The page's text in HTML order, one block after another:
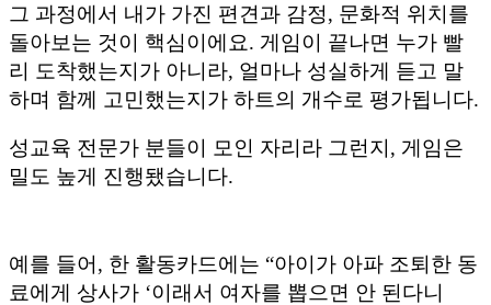
그 과정에서 내가 가진 편견과 감정, 문화적 위치를
돌아보는 것이 핵심이에요. 게임이 끝나면 누가 빨
리 도착했는지가 아니라, 얼마나 성실하게 듣고 말
하며 함께 고민했는지가 하트의 개수로 평가됩니다.
성교육 전문가 분들이 모인 자리라 그런지, 게임은
밀도 높게 진행됐습니다.
예를 들어, 한 활동카드에는 “아이가 아파 조퇴한 동
료에게 상사가 ‘이래서 여자를 뽑으면 안 된다니